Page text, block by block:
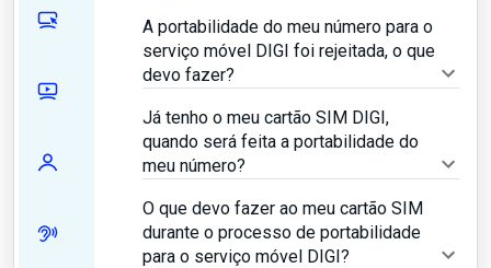
A portabilidade do meu número para o
serviço móvel DIGI foi rejeitada, o que
devo fazer?
Já tenho o meu cartão SIM DIGI,
quando será feita a portabilidade do
meu número?
O que devo fazer ao meu cartão SIM
durante o processo de portabilidade
para o serviço móvel DIGI?